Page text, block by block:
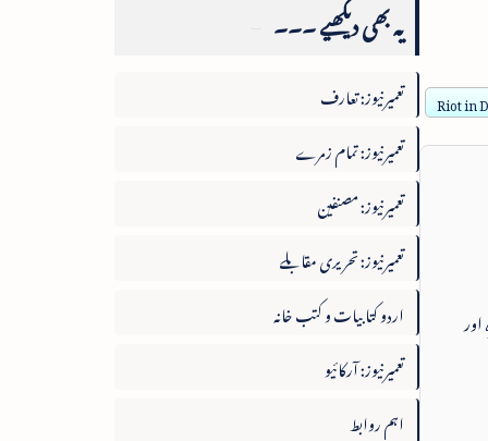
Riot in
یہ بھی دیکھیے ۔۔۔
تعمیرنیوز: تعارف
تعمیرنیوز: تمام زمرے
تعمیرنیوز: مصنفین
تعمیرنیوز: تحریری مقابلے
اردو کتابیات و کتب خانہ
تعمیرنیوز: آرکائیو
اہم روابط